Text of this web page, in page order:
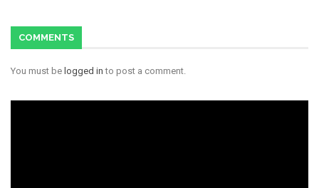
COMMENTS
You must be logged in to post a comment.